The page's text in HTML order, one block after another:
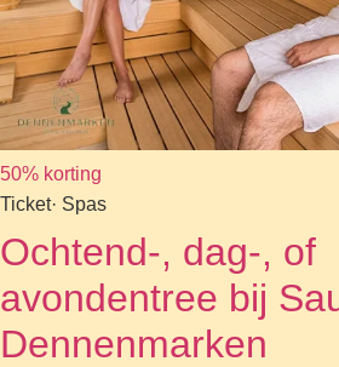
50% korting
Ticket· Spas
Ochtend-, dag-, of
avondentree bij
Dennenmarken